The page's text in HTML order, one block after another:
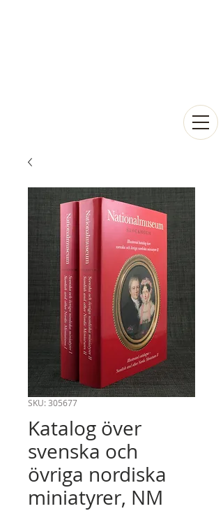
SKU: 305677
Katalog över
svenska och
övriga nordiska
miniatyrer, NM